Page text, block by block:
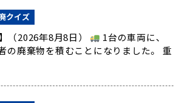
クイズ
（2026年8月8日）
1台の車両に、
の廃棄物を積むことになりました。 重